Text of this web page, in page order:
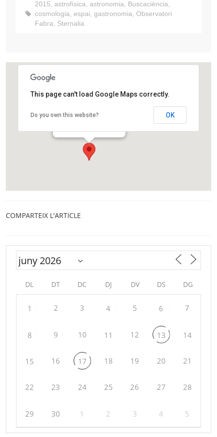
2015, astrofísica, astronomia, Buscaciència,
cosmologia, espai, gastronomia, Observatori
Fabra, Sternalia
Observatori Fabra
Camí de l'Observatori, s/n
This page can't load Google Maps correctly.
Do you own this website? OK
COMPARTEIX L'ARTICLE
DL DT DC DJ DV DS DG
1 2 3 4 5 6 7
8 9 10 11 12 13 14
15 16 17 18 19 20 21
22 23 24 25 26 27 28
29 30 1 2 3 4 5